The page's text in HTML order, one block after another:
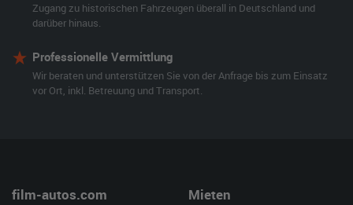
Zugang zu historischen Fahrzeugen überall in Deutschland und
darüber hinaus.
Professionelle Vermittlung
Wir beraten und unterstützen Sie von der Anfrage bis zum Einsatz
vor Ort, inkl. Betreuung und Transport.
film-autos.com Mieten